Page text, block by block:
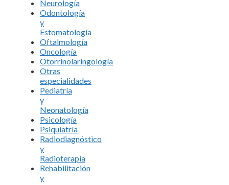
Neurología
Odontología
y
Estomatología
Oftalmología
Oncología
Otorrinolaringología
Otras
especialidades
Pediatría
y
Neonatología
Psicología
Psiquiatría
Radiodiagnóstico
y
Radioterapia
Rehabilitación
y